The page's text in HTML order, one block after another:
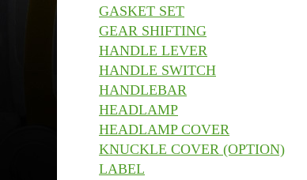
GASKET SET
GEAR SHIFTING
HANDLE LEVER
HANDLE SWITCH
HANDLEBAR
HEADLAMP
HEADLAMP COVER
KNUCKLE COVER (OPTION)
LABEL